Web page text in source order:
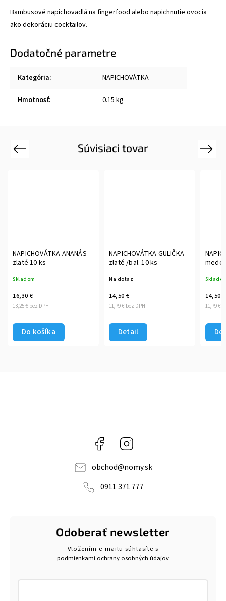
Bambusové napichovadlá na fingerfood alebo napichnutie ovocia
ako dekoráciu cocktailov.
Dodatočné parametre
Kategória: NAPICHOVÁTKA
Hmotnosť: 0.15 kg
Súvisiaci tovar
Previous
NAPICHOVÁTKA ANANÁS -
zlaté 10 ks
Skladom
13,25 € bez DPH
16,30 €
Do košíka
NAPICHOVÁTKA GULIČKA -
zlaté /bal. 10 ks
Na dotaz
11,79 € bez DPH
14,50 €
Detail
11,79 €
14,50 €
Next
Facebook
obchod@nomy.sk
0911 371 777
Odoberať newsletter
Vložením e-mailu súhlasíte s
podmienkami ochrany osobných údajov